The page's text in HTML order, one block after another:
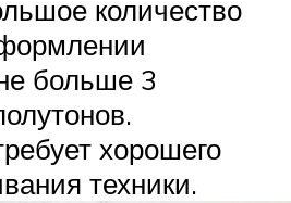
количество
больше 3
хорошего
техники.